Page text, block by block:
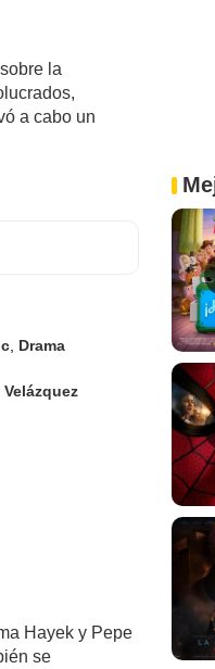
la
a cabo un
, Drama
Hayek y Pepe
se